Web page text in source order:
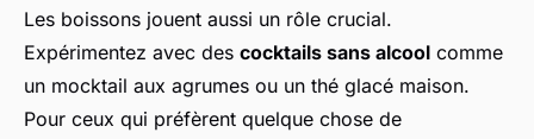
Les boissons jouent aussi un rôle crucial.
Expérimentez avec des cocktails sans alcool comme
un mocktail aux agrumes ou un thé glacé maison.
Pour ceux qui préfèrent quelque chose de